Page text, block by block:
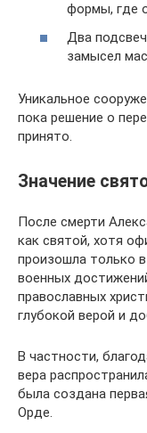
формы, где
Два
замысел
Уникальное
пока решение о
принято.
Значение
После смерти
как святой, хотя
произошла только
военных
православных
глубокой верой и
В частности,
вера
была создана
Орде.